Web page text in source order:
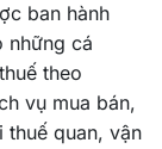
ban hành
những cá
theo
vụ mua bán,
thuế quan, vận